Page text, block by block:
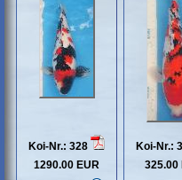
Koi-Nr.: 328
1290.00 EUR
Koi-Nr.:
325.00